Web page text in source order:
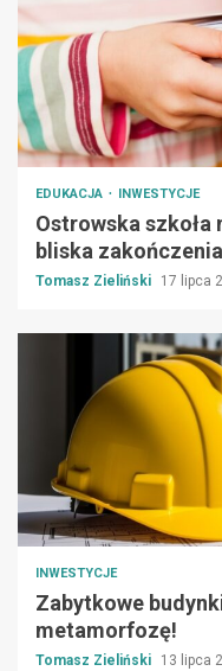
EDUKACJA INWESTYCJE
Ostrowska szkoła
bliska zakończenia
Tomasz Zieliński 17 lipca
INWESTYCJE
Zabytkowe
metamorfozę!
Tomasz Zieliński 13 lipca